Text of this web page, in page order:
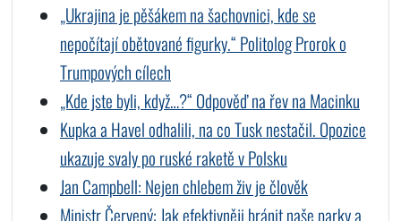
„Ukrajina je pěšákem na šachovnici, kde se
nepočítají obětované figurky.“ Politolog Prorok o
Trumpových cílech
„Kde jste byli, když…?“ Odpověď na řev na Macinku
Kupka a Havel odhalili, na co Tusk nestačil. Opozice
ukazuje svaly po ruské raketě v Polsku
Jan Campbell: Nejen chlebem živ je člověk
Ministr Červený: Jak efektivněji bránit naše parky a